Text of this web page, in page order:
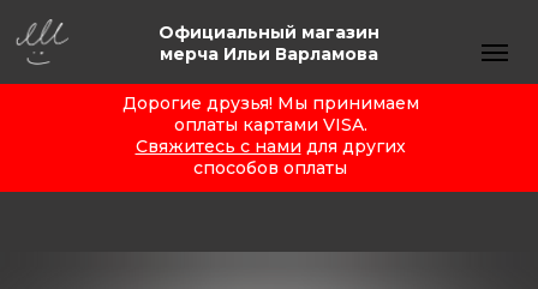
Официальный магазин
мерча Ильи Варламова
Дорогие друзья! Мы принимаем
оплаты картами VISA.
Свяжитесь с нами для других
способов оплаты